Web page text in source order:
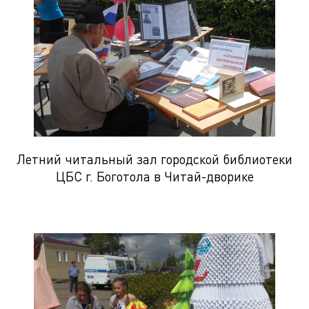
Летний читальный зал городской библиотеки
ЦБС г. Боготола в Читай-дворике